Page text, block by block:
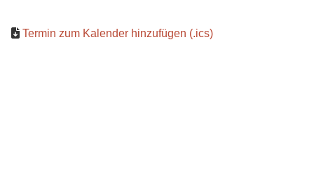
Termin zum Kalender hinzufügen (.ics)